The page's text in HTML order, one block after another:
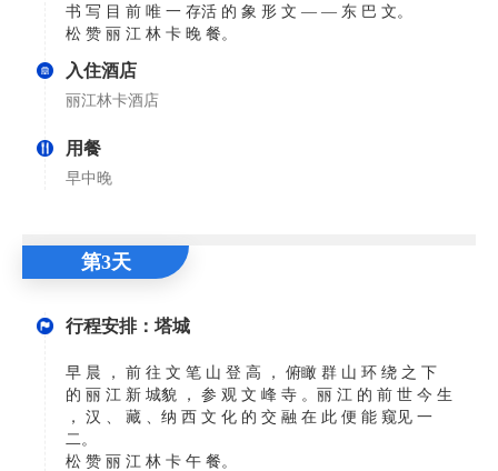
书 写 目 前 唯 一 存活 的 象 形 文 — — 东 巴 文。
松 赞 丽 江 林 卡 晚 餐。
入住酒店
丽江林卡酒店
用餐
早中晚
第3天
行程安排：塔城
早 晨 ， 前 往 文 笔 山 登 高 ， 俯瞰 群 山 环 绕 之 下
的 丽 江 新 城貌 ， 参 观 文 峰 寺 。丽 江 的 前 世 今 生
， 汉 、 藏 、纳 西 文 化 的 交 融 在 此 便 能 窥见 一
二。
松 赞 丽 江 林 卡 午 餐。